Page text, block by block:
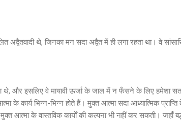
थे, जिनका मन सदा अद्वैत में ही लगा रहता था। वे
थे, और इसलिए वे मायावी ऊर्जा के जाल में न फँसने के लिए हमेशा
के कार्य भिन्न-भिन्न होते हैं। मुक्त आत्मा सदा आध्यात्मिक प्राप्ति
आत्मा के वास्तविक कार्यों की कल्पना भी नहीं कर सकती। जहाँ